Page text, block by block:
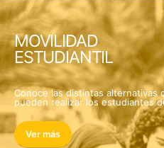
MOVILIDAD
ESTUDIANTIL
Conoce las distintas alternativas
pueden realizar los estudiantes
Ver más